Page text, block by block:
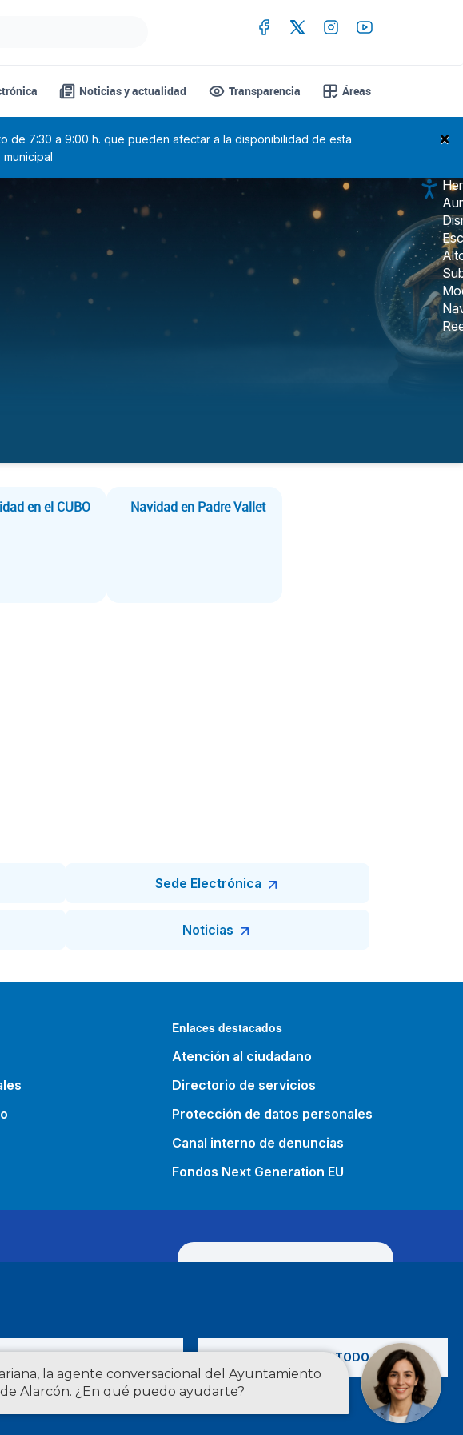
Noticias y actualidad Transparencia Áreas
×
de 7:30 a 9:00 h. que pueden afectar a la disponibilidad de esta
en el CUBO Navidad en Padre Vallet
Sede Electrónica
Noticias
Enlaces destacados
Atención al ciudadano
Directorio de servicios
Protección de datos personales
Canal interno de denuncias
Fondos Next Generation EU
privacidad Estadísticas English
ACEPTAR TODO